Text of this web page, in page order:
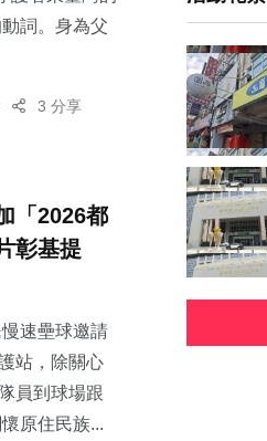
詞。身為父
3 分享
「2026都
彰基提
速壘球邀請
站，除關心
員到球場跟
原住民族...